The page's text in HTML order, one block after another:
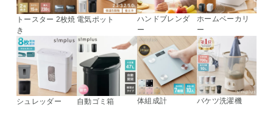
トースター 2枚焼
き
電気ポット
ハンドブレンダ
ー
ホームベーカリ
ー
シュレッダー 自動ゴミ箱 体組成計 バケツ洗濯機